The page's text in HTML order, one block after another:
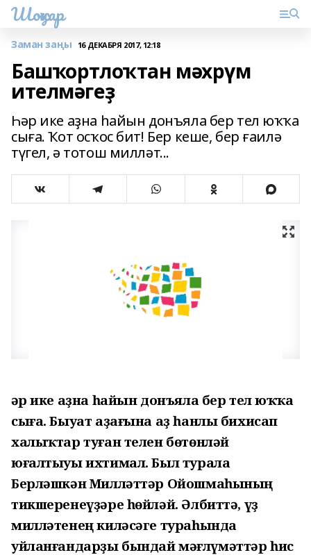
Шоңҡар
Заман заңы 16 ДЕКАБРЯ 2017, 12:18
Башҡортлоҡтан мәхрүм
ителмәгеҙ
Һәр ике аҙна һайын донъяла бер тел юҡҡа
сыға. Ҡот осҡос бит! Бер кеше, бер ғаилә
түгел, ә тотош милләт...
Һәр ике аҙна һайын донъяла бер тел юҡҡа
сыға. Быуат аҙағына аҙ һанлы бихисап
халыҡтар туған телен бөтөнләй
юғалтыуы ихтимал. Был турала
Берләшкән Милләттәр Ойошмаһының
тикшеренеүҙәре һөйләй. Әлбиттә, үҙ
милләтенең киләсәге тураһында
уйланғандарҙы бындай мәғлүмәттәр һис